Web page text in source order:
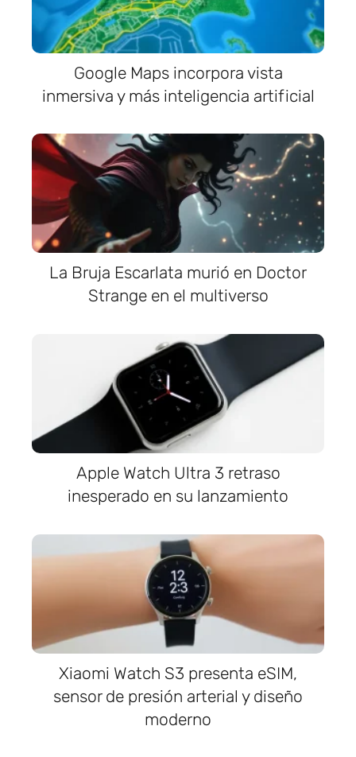
Google Maps incorpora vista
inmersiva y más inteligencia artificial
La Bruja Escarlata murió en Doctor
Strange en el multiverso
Apple Watch Ultra 3 retraso
inesperado en su lanzamiento
Xiaomi Watch S3 presenta eSIM,
sensor de presión arterial y diseño
moderno